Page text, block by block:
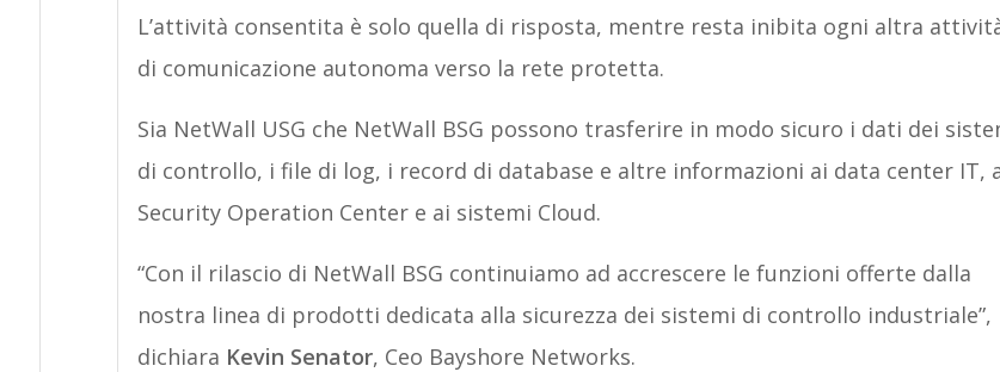
L’attività consentita è solo quella di risposta, mentre resta inibita ogni altra
di comunicazione autonoma verso la rete protetta.
Sia NetWall USG che NetWall BSG possono trasferire in modo sicuro i dati dei
di controllo, i file di log, i record di database e altre informazioni ai data center IT,
Security Operation Center e ai sistemi Cloud.
“Con il rilascio di NetWall BSG continuiamo ad accrescere le funzioni offerte dalla
nostra linea di prodotti dedicata alla sicurezza dei sistemi di controllo industriale”,
dichiara Kevin Senator, Ceo Bayshore Networks.